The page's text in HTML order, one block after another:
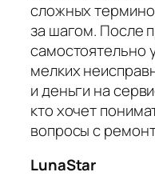
сложных
за шагом. После
самостоятельно
мелких
и деньги на
кто хочет
вопросы с
LunaStar